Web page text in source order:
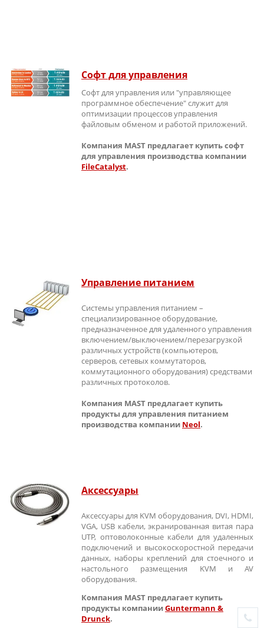
Софт для управления
Софт для управления или "управляющее
программное обеспечение" служит для
оптимизации процессов управления
файловым обменом и работой приложений.
Компания MAST предлагает купить софт
для управления производства компании
FileCatalyst.
Управление питанием
Системы управления питанием –
специализированное оборудование,
предназначенное для удаленного управления
включением/выключением/перезагрузкой
различных устройств (компьютеров,
серверов, сетевых коммутаторов,
коммутационного оборудования) средствами
различных протоколов.
Компания MAST предлагает купить
продукты для управления питанием
производства компании Neol.
Аксессуары
Аксессуары для KVM оборудования, DVI, HDMI,
VGA, USB кабели, экранированная витая пара
UTP, оптоволоконные кабели для удаленных
подключений и высокоскоростной передачи
данных, наборы креплений для стоечного и
настольного размещения KVM и AV
оборудования.
Компания MAST предлагает купить
продукты компанииGuntermann &
Drunck.